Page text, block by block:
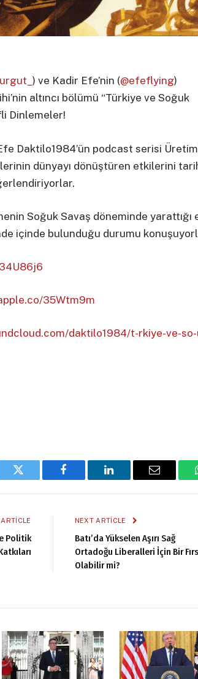
) ve Kadir Efe’nin (@efeflying)
altıncı bölümü “Türkiye ve Soğuk
Dinlemeler!
Daktilo1984’ün podcast serisi
dünyayı dönüştüren etkilerini
Soğuk Savaş döneminde yarattığı
içinde bulunduğu durumu
35Wtm9m
daktilo1984/t-rkiye-ve-so-
Twitter Facebook LinkedIn Email
Politik
NEXT ARTICLE
Batı’da Yükselen Aşırı Sağ
Ortadoğu Liberalleri İçin Bir
Olabilir mi?